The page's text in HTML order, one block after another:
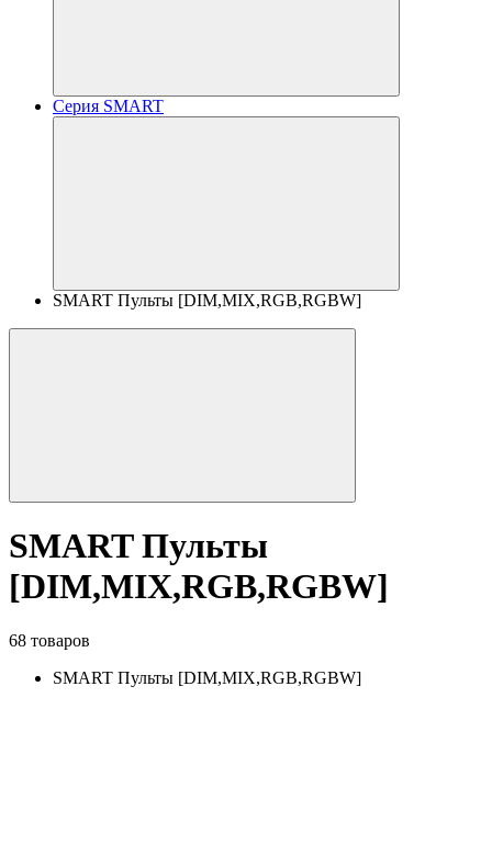
Серия SMART
SMART Пульты [DIM,MIX,RGB,RGBW]
SMART Пульты
[DIM,MIX,RGB,RGBW]
68 товаров
SMART Пульты [DIM,MIX,RGB,RGBW]